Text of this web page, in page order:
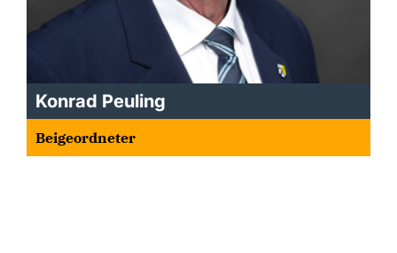
Konrad Peuling
Beigeordneter